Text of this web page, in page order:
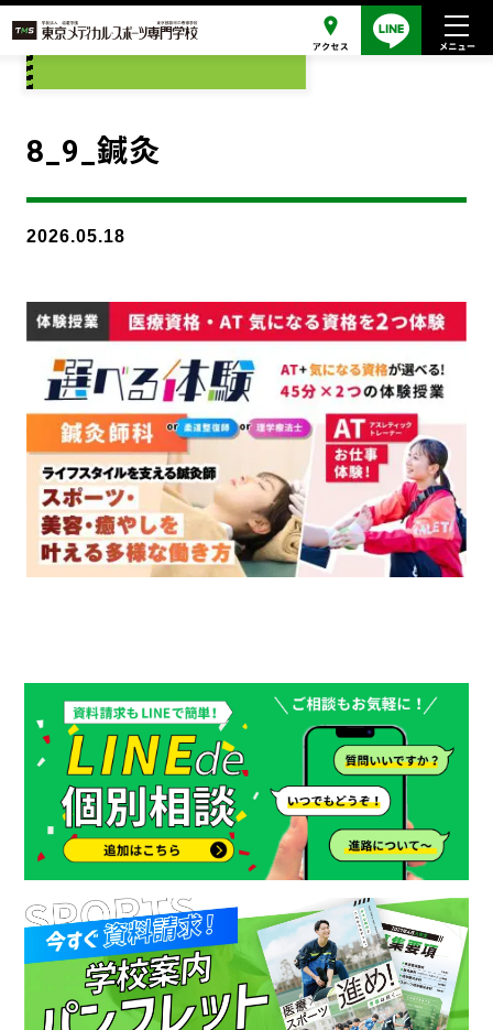
添付ファイル
8_9_鍼灸
2026.05.18